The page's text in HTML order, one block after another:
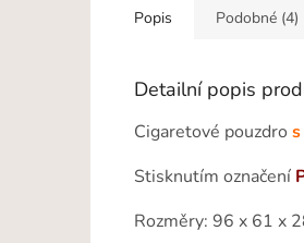
Popis Podobné (4)
Detailní popis
Cigaretové pouzdro
Stisknutím označení
Rozměry: 96 x 61 x